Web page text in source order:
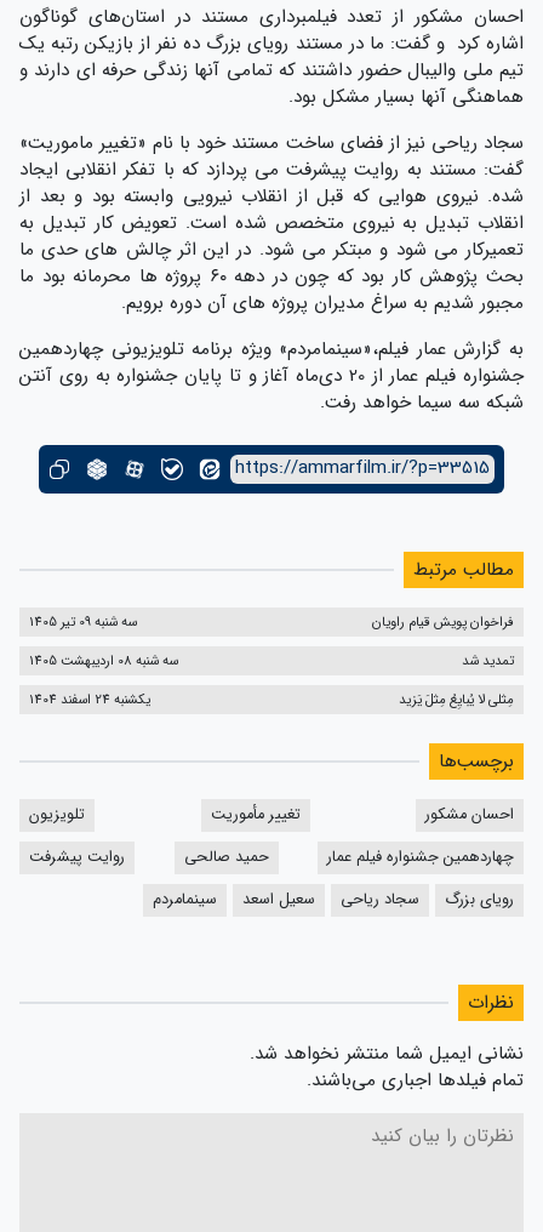
احسان مشکور از تعدد فیلمبرداری مستند در استان‌های گوناگون
اشاره کرد و گفت: ما در مستند رویای بزرگ ده نفر از بازیکن رتبه یک
تیم ملی والیبال حضور داشتند که تمامی آنها زندگی حرفه ای دارند و
هماهنگی آنها بسیار مشکل بود.
سجاد ریاحی نیز از فضای ساخت مستند خود با نام «تغییر ماموریت»
گفت: مستند به روایت پیشرفت می پردازد که با تفکر انقلابی ایجاد
شده. نیروی هوایی که قبل از انقلاب نیرویی وابسته بود و بعد از
انقلاب تبدیل به نیروی متخصص شده است. تعویض کار تبدیل به
تعمیر‌کار می شود و مبتکر می شود. در این اثر چالش های حدی ما
بحث پژوهش کار بود که چون در دهه ۶۰ پروژه ها محرمانه بود ما
مجبور شدیم به سراغ مدیران پروژه های آن دوره برویم.
به گزارش عمار فیلم،«سینمامردم» ویژه برنامه تلویزیونی چهاردهمین
جشنواره فیلم عمار از 20 دی‌ماه آغاز و تا پایان جشنواره به روی آنتن
شبکه سه سیما خواهد رفت.
https://ammarfilm.ir/?p=33515
مطالب مرتبط
فراخوان پویش قیام راویان
سه شنبه 09 تیر 1405
تمدید شد
سه شنبه 08 اردیبهشت 1405
مِثلی لا یُبایِعُ مِثلَ یَزید
یکشنبه 24 اسفند 1404
برچسب‌ها
احسان مشکور تغییر مأموریت
تلویزیون
چهاردهمین جشنواره فیلم عمار
حمید صالحی
روایت پیشرفت
رویای بزرگ
سجاد ریاحی سعیل اسعد سینمامردم
نظرات
نشانی ایمیل شما منتشر نخواهد شد.
تمام فیلدها اجباری می‌باشند.